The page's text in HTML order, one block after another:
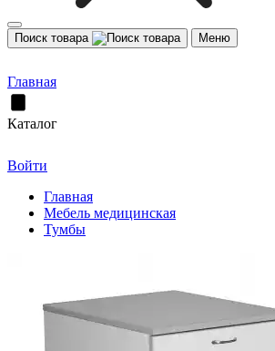
Поиск товара Меню
Главная
Каталог
Войти
Главная
Мебель медицинская
Тумбы